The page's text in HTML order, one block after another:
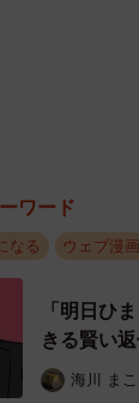
、作者のB.B
ワード
なる ウェブ漫画
「明日ひ
きる賢い
海川 まこ